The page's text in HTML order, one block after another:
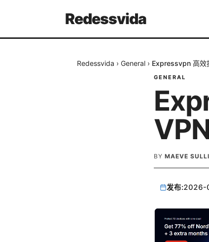
Redessvida
Redessvida › General › Expressvpn 高效
GENERAL
BY MAEVE
发布:2026-